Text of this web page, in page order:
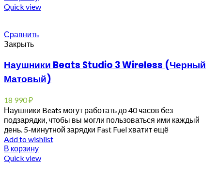
Quick view
Сравнить
Закрыть
Наушники Beats Studio 3 Wireless (Черный
Матовый)
18 990₽
Наушники Beats могут работать до 40 часов без
подзарядки, чтобы вы могли пользоваться ими каждый
день. 5-минутной зарядки Fast Fuel хватит ещё
Add to wishlist
В корзину
Quick view